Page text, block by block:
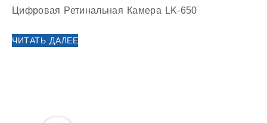
Цифровая Ретинальная Камера LK-650
ЧИТАТЬ ДАЛЕЕ